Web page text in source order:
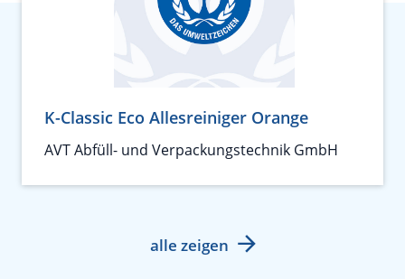
K-Classic Eco Allesreiniger Orange
AVT Abfüll- und Verpackungstechnik GmbH
alle zeigen